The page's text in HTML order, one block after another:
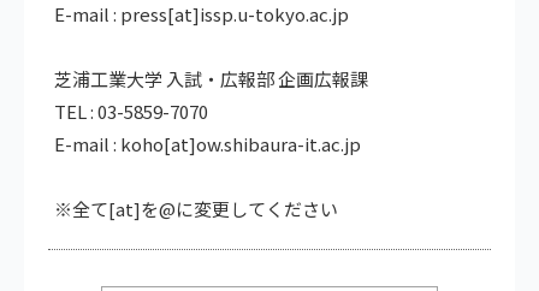
E-mail : press[at]issp.u-tokyo.ac.jp
芝浦工業大学 入試・広報部 企画広報課
TEL : 03-5859-7070
E-mail : koho[at]ow.shibaura-it.ac.jp
※全て[at]を@に変更してください